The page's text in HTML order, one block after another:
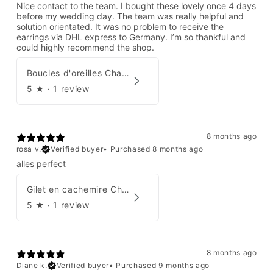
Nice contact to the team. I bought these lovely once 4 days
before my wedding day. The team was really helpful and
solution orientated. It was no problem to receive the
earrings via DHL express to Germany. I’m so thankful and
could highly recommend the shop.
Boucles d'oreilles Chanel par Karl Lagerfeld 2008
5 ★ · 1 review
8 months ago
rosa v.
Verified buyer• Purchased 8 months ago
alles perfect
Gilet en cachemire Chanel Automne 1995
5 ★ · 1 review
8 months ago
Diane k.
Verified buyer• Purchased 9 months ago